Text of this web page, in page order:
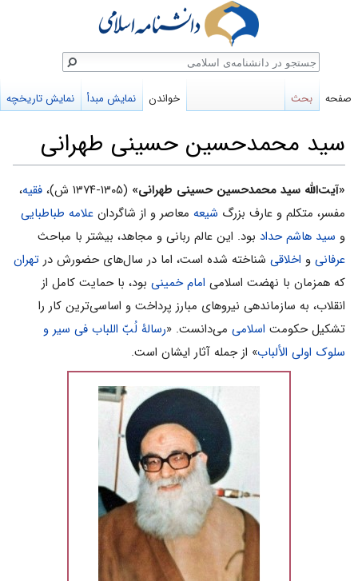
سید محمدحسین حسینی طهرانی
پرش
به
ناوبری
پرش
به
جستجو
«آیت‌الله سید محمدحسین حسینى طهرانى» (۱۳۰۵-۱۳۷۴ ش)، فقیه،
مفسر، متکلم و عارف بزرگ شیعه معاصر و از شاگردان علامه طباطبایی
و سید هاشم حداد بود. این عالم ربانی و مجاهد، بیشتر با مباحث
عرفانی و اخلاقی شناخته شده است، اما در سال‌های حضورش در تهران
که همزمان با نهضت اسلامی امام خمینی بود، با حمایت کامل از
انقلاب، به سازماندهی نیروهای مبارز پرداخت و اساسى‌ترین کار را
تشکیل حکومت اسلامی می‌دانست. «رسالۀ لُبّ اللباب فی سیر و
سلوک اولى الألباب» از جمله آثار ایشان است.
صفحه بحث خواندن نمایش مبدأ نمایش تاریخچه
جستجو